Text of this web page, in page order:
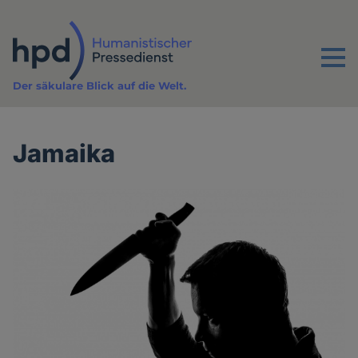
Inhalt
Menu
Der säkulare Blick auf die Welt.
Jamaika